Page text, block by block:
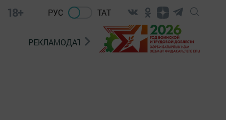
18+ РУС ТАТ
РЕКЛАМОДАТЕЛЯМ